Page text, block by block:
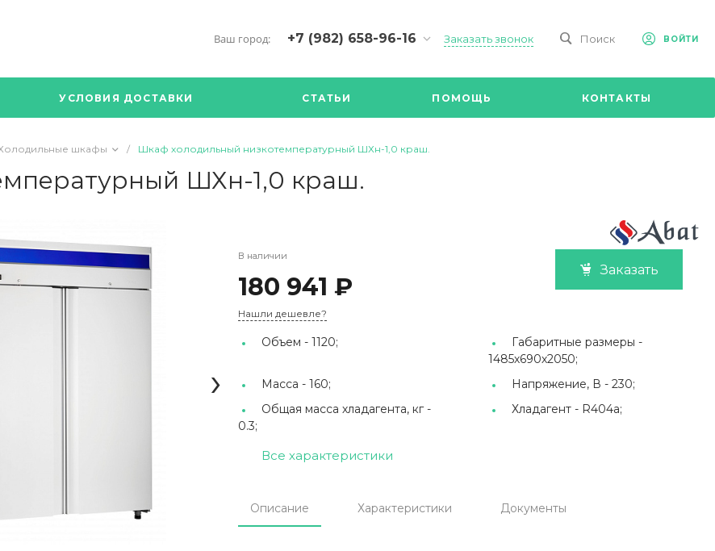
Ваш город: +7 (982) 658-96-16
+7 (34376) 5-09-98
г. Богданович,
Кооперативная, д 2/Д.
17.00
Заказать звонок Поиск ВОЙТИ
УСЛОВИЯ ДОСТАВКИ СТАТЬИ ПОМОЩЬ КОНТАКТЫ
шкафы / Шкаф холодильный низкотемпературный ШХн-1,0 краш.
ШХн-1,0 краш.
›
В наличии
180 941 ₽
Заказать
Нашли дешевле?
Объем - 1120;
Габаритные размеры -
1485х690х2050;
Масса - 160; Напряжение, В -230;
Общая масса хладагента, кг -
0.3;
Хладагент - R404а;
Все характеристики
Описание Характеристики Документы